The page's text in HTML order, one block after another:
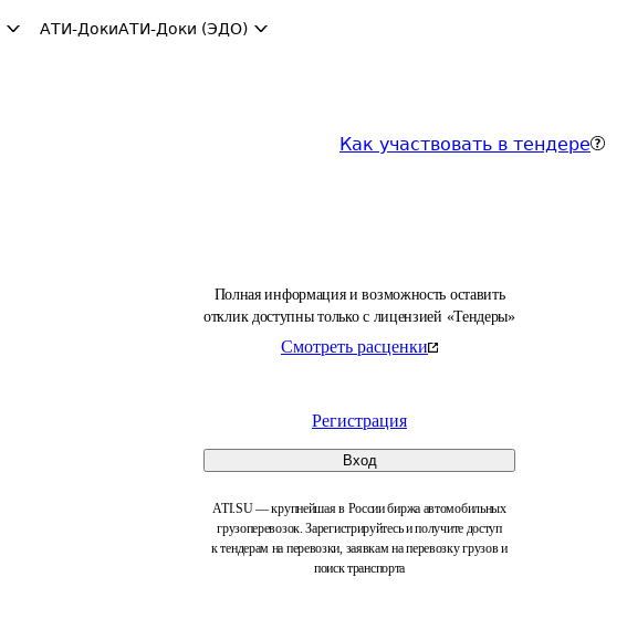
АТИ-ДокиАТИ-Доки (ЭДО)
Как участвовать в тендере
Полная информация и возможность оставить
отклик доступны только с лицензией «Тендеры»
Смотреть расценки
Регистрация
Вход
ATI.SU — крупнейшая в России биржа автомобильных
грузоперевозок. Зарегистрируйтесь и получите доступ
к тендерам на перевозки, заявкам на перевозку грузов и
поиск транспорта